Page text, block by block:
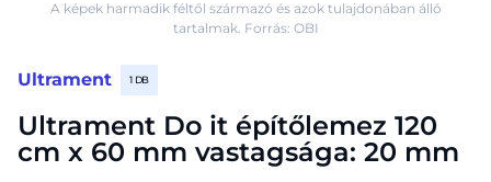
Ultrament 1 DB
Ultrament Do it építőlemez 120
cm x 60 mm vastagsága: 20 mm
A képek harmadik féltől származó és azok tulajdonában álló
tartalmak. Forrás: OBI